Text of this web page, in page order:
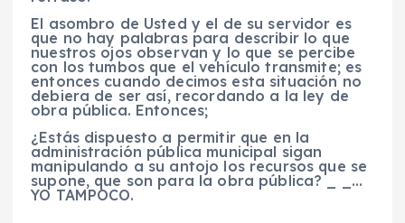
El asombro de Usted y el de su servidor es
que no hay palabras para describir lo que
nuestros ojos observan y lo que se percibe
con los tumbos que el vehículo transmite; es
entonces cuando decimos esta situación no
debiera de ser así, recordando a la ley de
obra pública. Entonces;
¿Estás dispuesto a permitir que en la
administración pública municipal sigan
manipulando a su antojo los recursos que se
supone, que son para la obra pública? _ _…
YO TAMPOCO.